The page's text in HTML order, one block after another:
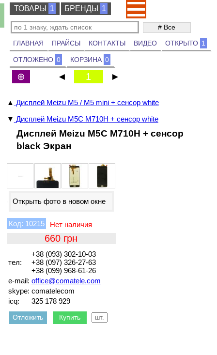
▲ Дисплей Meizu M5 / M5 mini + сенсор white
▼ Дисплей Meizu M5C M710H + сенсор white
Дисплей Meizu M5C M710H + сенсор
black Экран
Открыть фото в новом окне
10215
660
тел:
+38 (093) 302-10-03
+38 (097) 326-27-63
+38 (099) 968-61-26
e-mail: office@comatele.com
skype: comatelecom
icq:
325 178 929
Отложить Купить
ТОВАРЫ БРЕНДЫ
◄ 1 ►
⊕
ГЛАВНАЯ ПРАЙСЫ КОНТАКТЫ ВИДЕО ОТКРЫТО 1
ОТЛОЖЕНО 0 КОРЗИНА 0
ТОВАРЫ 1 БРЕНДЫ 1